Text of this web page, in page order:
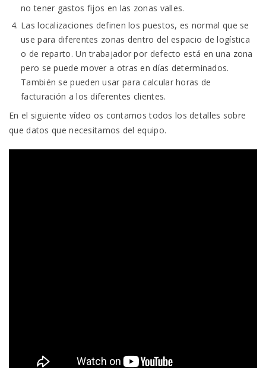
no tener gastos fijos en las zonas valles.
Las localizaciones definen los puestos, es normal que se
use para diferentes zonas dentro del espacio de logística
o de reparto. Un trabajador por defecto está en una zona
pero se puede mover a otras en días determinados.
También se pueden usar para calcular horas de
facturación a los diferentes clientes.
En el siguiente vídeo os contamos todos los detalles sobre
que datos que necesitamos del equipo.